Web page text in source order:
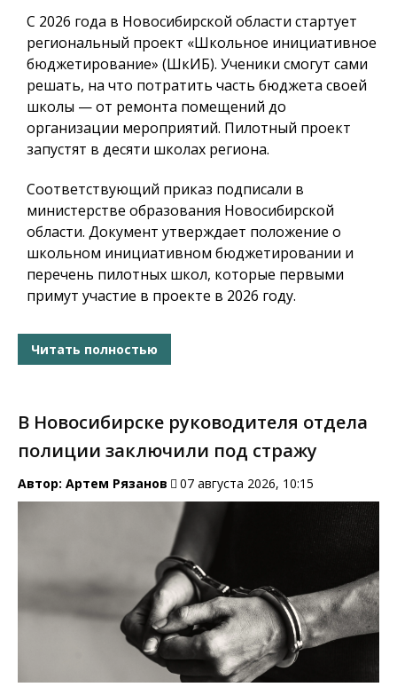
С 2026 года в Новосибирской области стартует
региональный проект «Школьное инициативное
бюджетирование» (ШкИБ). Ученики смогут сами
решать, на что потратить часть бюджета своей
школы — от ремонта помещений до
организации мероприятий. Пилотный проект
запустят в десяти школах региона.
Соответствующий приказ подписали в
министерстве образования Новосибирской
области. Документ утверждает положение о
школьном инициативном бюджетировании и
перечень пилотных школ, которые первыми
примут участие в проекте в 2026 году.
Читать полностью
В Новосибирске руководителя отдела
полиции заключили под стражу
Автор: Артем Рязанов 07 августа 2026, 10:15